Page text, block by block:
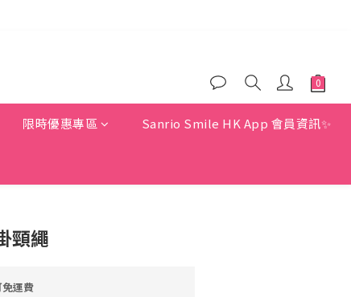
限時優惠專區 Sanrio Smile HK App 會員資訊✨
頸繩
運費